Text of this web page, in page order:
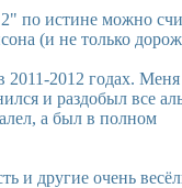
по истине можно
(и не только
2012 годах. Меня
и раздобыл все
а был в полном
и другие очень